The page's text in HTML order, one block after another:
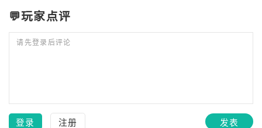
💬玩家点评
请先登录后评论
登录 注册 发表